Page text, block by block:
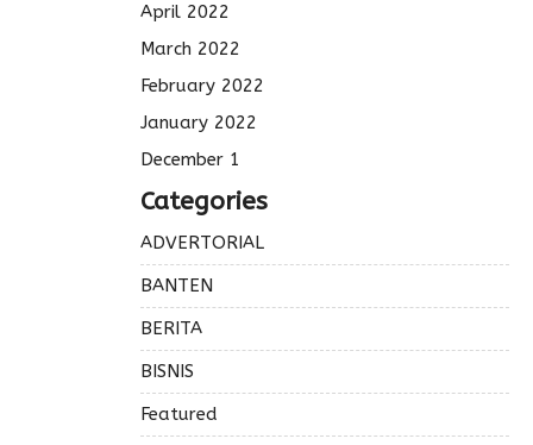
April 2022
March 2022
February 2022
January 2022
December 1
Categories
ADVERTORIAL
BANTEN
BERITA
BISNIS
Featured